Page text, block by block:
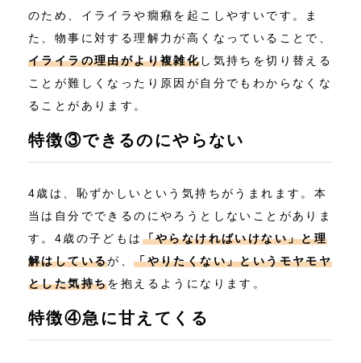
のため、イライラや癇癪を起こしやすいです。ま
た、物事に対する理解力が高くなっていることで、
イライラの理由がより複雑化し気持ちを切り替える
ことが難しくなったり原因が自分でもわからなくな
ることがあります。
特徴③できるのにやらない
4歳は、恥ずかしいという気持ちがうまれます。本
当は自分でできるのにやろうとしないことがありま
す。4歳の子どもは 「やらなければいけない」と理
解はしているが、「やりたくない」というモヤモヤ
とした気持ちを抱えるようになります。
特徴④急に甘えてくる